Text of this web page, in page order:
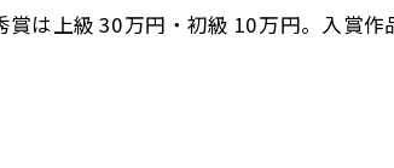
は上級 30 万円・初級 10 万円。入賞